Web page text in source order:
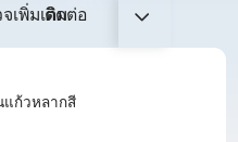
เพิ่มเติมติดต่อ
แก้วหลากสี